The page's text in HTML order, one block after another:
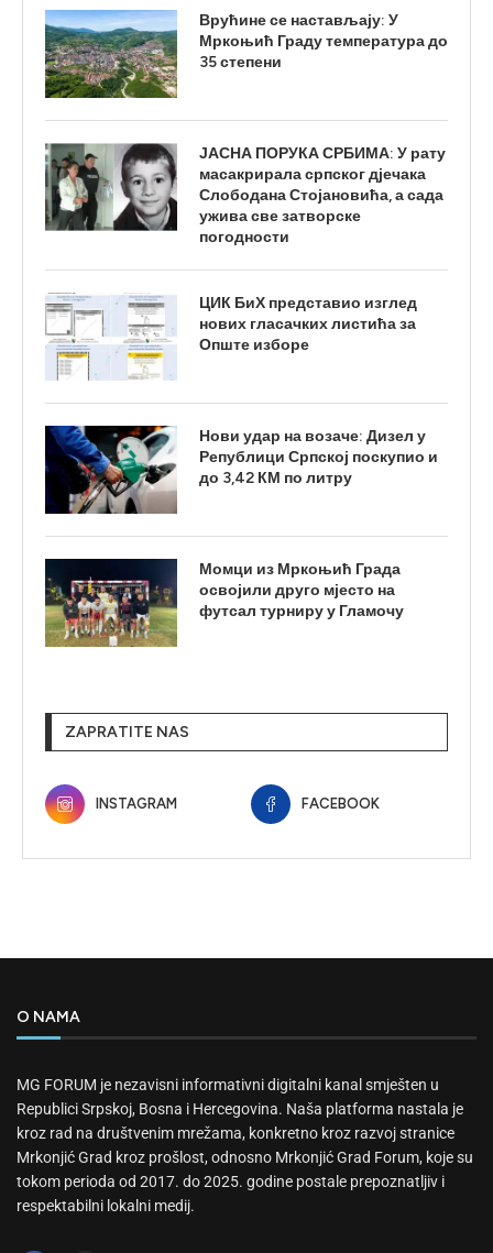
Врућине се настављају: У
Мркоњић Граду температура до
35 степени
ЈАСНА ПОРУКА СРБИМА: У рату
масакрирала српског дјечака
Слободана Стојановића, а сада
ужива све затворске
погодности
ЦИК БиХ представио изглед
нових гласачких листића за
Опште изборе
Нови удар на возаче: Дизел у
Републици Српској поскупио и
до 3,42 КМ по литру
Момци из Мркоњић Града
освојили друго мјесто на
футсал турниру у Гламочу
ZAPRATITE NAS
INSTAGRAM FACEBOOK
O NAMA
MG FORUM je nezavisni informativni digitalni kanal smješten u
Republici Srpskoj, Bosna i Hercegovina. Naša platforma nastala je
kroz rad na društvenim mrežama, konkretno kroz razvoj stranice
Mrkonjić Grad kroz prošlost, odnosno Mrkonjić Grad Forum, koje su
tokom perioda od 2017. do 2025. godine postale prepoznatljiv i
respektabilni lokalni medij.